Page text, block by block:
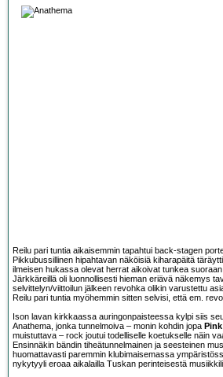
Reilu pari tuntia aikaisemmin tapahtui back-stagen
Pikkubussillinen hipahtavan näköisiä kiharapäitä
ilmeisen hukassa olevat herrat aikoivat tunkea
Järkkäreillä oli luonnollisesti hieman eriävä näkemys
selvittelyn/viittoilun jälkeen revohka olikin varustettu
Reilu pari tuntia myöhemmin sitten selvisi, että em.
Ison lavan kirkkaassa auringonpaisteessa kylpi siis
Anathema, jonka tunnelmoiva – monin kohdin jopa
muistuttava – rock joutui todelliselle koetukselle näin
Ensinnäkin bändin tiheätunnelmainen ja seesteinen
huomattavasti paremmin klubimaisemassa
nykytyyli eroaa aikalailla Tuskan perinteisestä